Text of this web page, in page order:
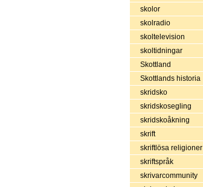
skolor
skolradio
skoltelevision
skoltidningar
Skottland
Skottlands historia
skridsko
skridskosegling
skridskoåkning
skrift
skriftlösa religioner
skriftspråk
skrivarcommunity